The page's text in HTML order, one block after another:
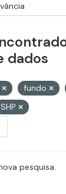
dados
fundo
SHP
pesquisa.